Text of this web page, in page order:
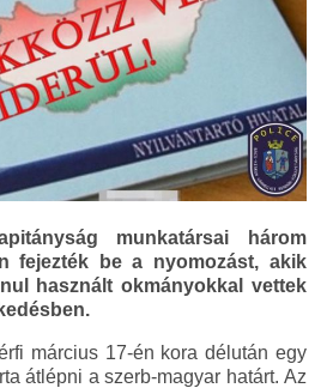
munkatársai három
fejezték be a nyomozást, akik
használt okmányokkal vettek
március 17-én kora délután egy
átlépni a szerb-magyar határt. Az